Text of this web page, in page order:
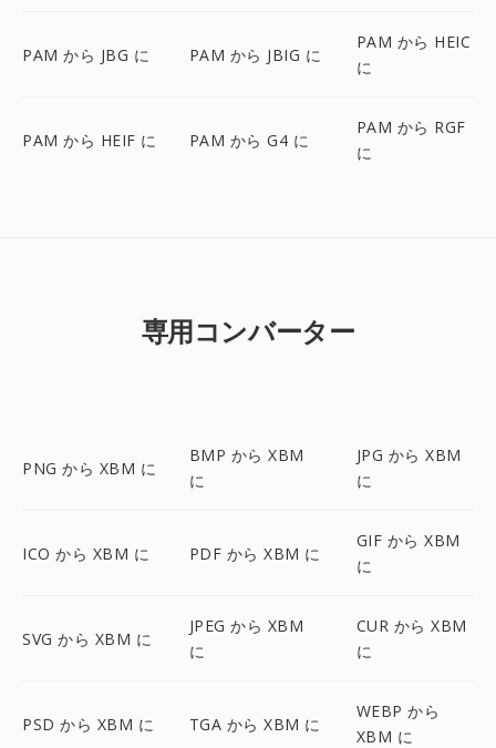
PAM から JBG に PAM から JBIG に
PAM から HEIC
に
PAM から HEIF に PAM から G4 に
PAM から RGF
に
専用コンバーター
PNG から XBM に
BMP から XBM
に
JPG から XBM
に
ICO から XBM に PDF から XBM に
GIF から XBM
に
SVG から XBM に
JPEG から XBM
に
CUR から XBM
に
PSD から XBM に TGA から XBM に
WEBP から
XBM に